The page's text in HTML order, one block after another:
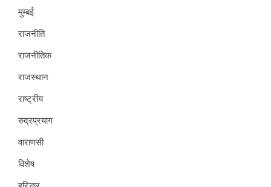
मुम्बई
राजनीति
राजनीतिक
राजस्थान
राष्ट्रीय
रुद्रप्रयाग
वाराणसी
विशेष